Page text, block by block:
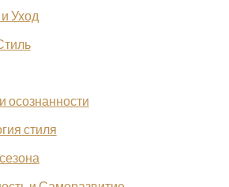
Уход
осознанности
стиля